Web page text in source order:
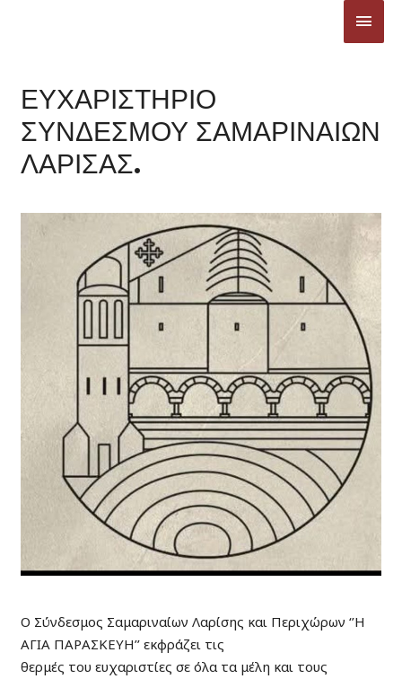
ΕΥΧΑΡΙΣΤΗΡΙΟ
ΣΥΝΔΕΣΜΟΥ ΣΑΜΑΡΙΝΑΙΩΝ
ΛΑΡΙΣΑΣ.
Ο Σύνδεσμος Σαμαριναίων Λαρίσης και Περιχώρων ‘’Η
ΑΓΙΑ ΠΑΡΑΣΚΕΥΗ’’ εκφράζει τις
θερμές του ευχαριστίες σε όλα τα μέλη και τους